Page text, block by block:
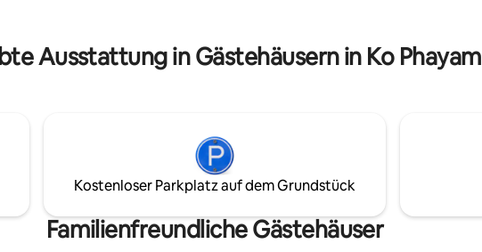
Ausstattung in Gästehäusern in Ko Phayam
Kostenloser Parkplatz auf dem Grundstück
Familienfreundliche Gästehäuser